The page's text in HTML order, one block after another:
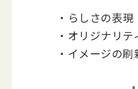
らしさの表現
オリジナリテ
イメージの刷